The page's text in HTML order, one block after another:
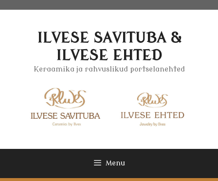
ILVESE SAVITUBA &
ILVESE EHTED
Keraamika ja rahvuslikud portselanehted
Menu